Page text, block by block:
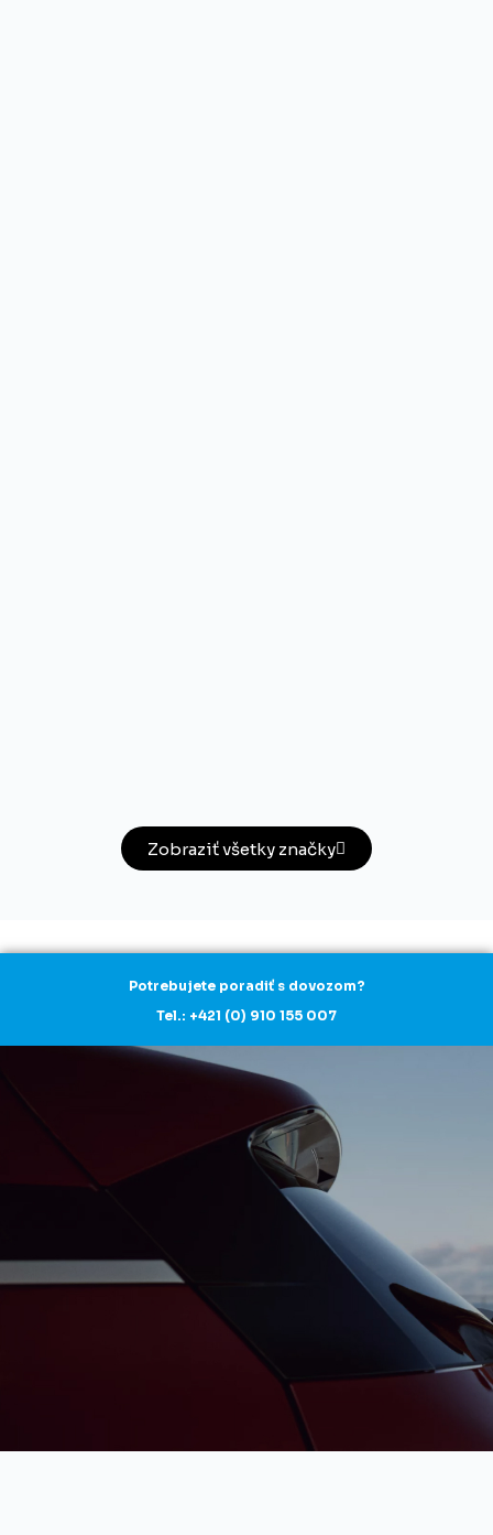
Zobraziť všetky značky
Potrebujete poradiť s dovozom?
Tel.: +421 (0) 910 155 007